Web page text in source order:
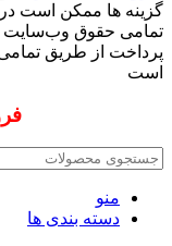
گزینه ها ممکن است
تمامی حقوق
پرداخت از طریق
است
منو
دسته بندی ها